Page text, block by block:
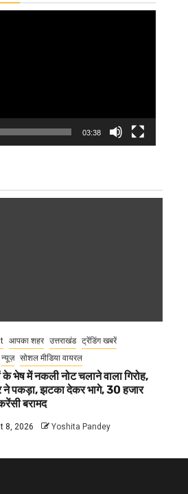
03:38
आपका शहर उत्तराखंड
ट्रेंडिंग खबरें
न्यूज़ सोशल मीडिया वायरल
के भेष में नकली नोट चलाने वाला गिरोह,
ने पकड़ा, झटका देकर भागे, 30 हजार
बरामद
8, 2026 Yoshita Pandey